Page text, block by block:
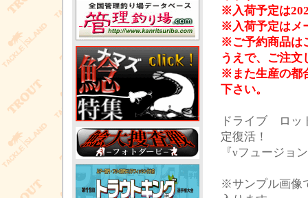
※入荷予定は
※入荷予定はメ
※ご予約商品は
うえで、ご注文
※また生産の都
下さい。
ドライブ ロッ
定復活！
『νフュージョ
※サンプル画像